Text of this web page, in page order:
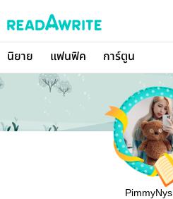
นิยาย แฟนฟิค การ์ตูน
PimmyNys